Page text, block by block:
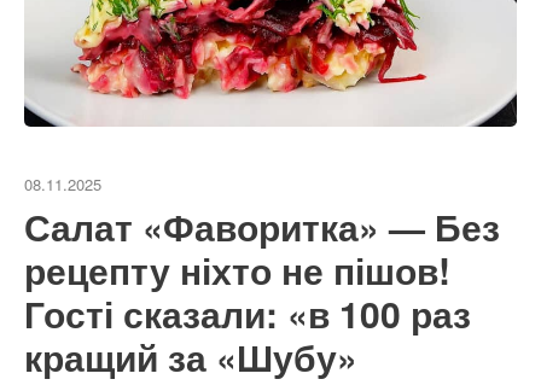
08.11.2025
Салат «Фаворитка» — Без
рецепту ніхто не пішов!
Гості сказали: «в 100 раз
кращий за «Шубу»